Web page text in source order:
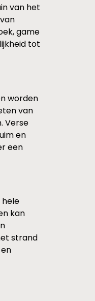
van het
game
tot
worden
van
Verse
en
een
kan
strand